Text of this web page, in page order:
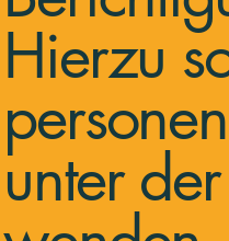
Hierzu
unter